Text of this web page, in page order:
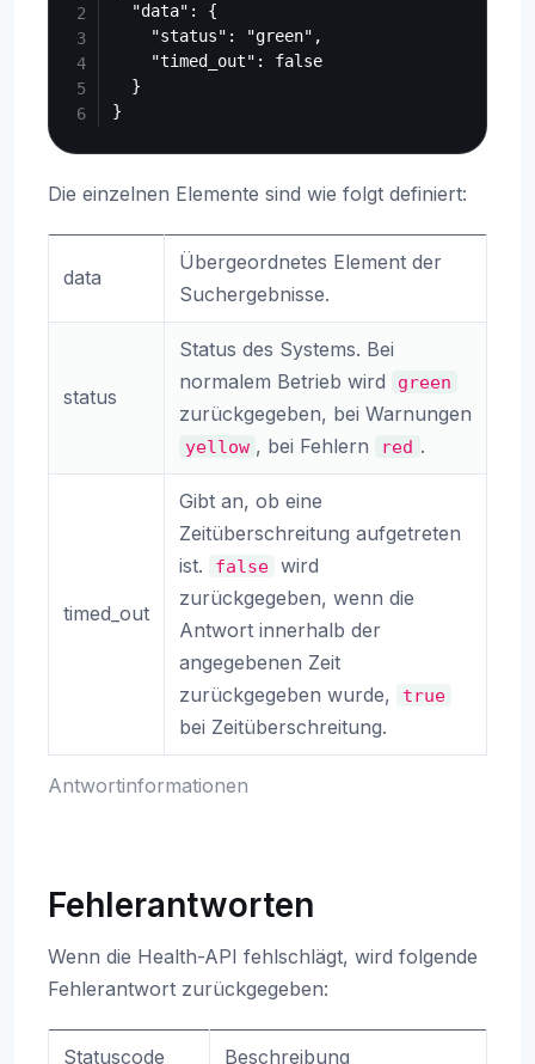
  "data": {
    "status": "green",
    "timed_out": false
  }
Die einzelnen Elemente sind wie folgt definiert:
Antwortinformationen
data
Übergeordnetes Element der
Suchergebnisse.
status
Status des Systems. Bei
normalem Betrieb wird
green
zurückgegeben, bei Warnungen
yellow , bei Fehlern red .
timed_out
Gibt an, ob eine
Zeitüberschreitung aufgetreten
ist.
false wird
zurückgegeben, wenn die
Antwort innerhalb der
angegebenen Zeit
zurückgegeben wurde,
true
bei Zeitüberschreitung.
Fehlerantworten
Wenn die Health-API fehlschlägt, wird folgende
Fehlerantwort zurückgegeben:
Statuscode Beschreibung